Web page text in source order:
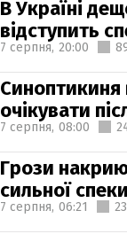
В Україні
відступить
7 серпня, 20:00
Синоптикиня
очікувати
7 серпня, 08:00
Грози
сильної
7 серпня, 06:21